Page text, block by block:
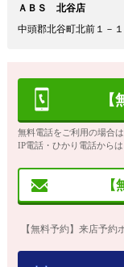
ＡＢＳ 北谷店
中頭郡北谷町北前１－
無料電話をご利用の場合
IP電話・ひかり電話から
【無料予約】来店予